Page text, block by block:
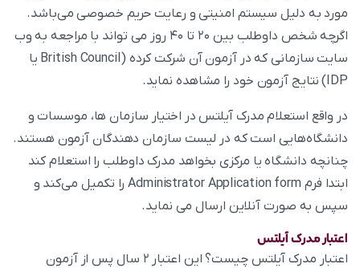
مورد به دلیل سیستم امنیتی و رعایت حریم خصوصی می‌باشد.
اگرچه شخص داوطلب بین ۲۰ تا ۴۰ روز می‌ تواند با مراجعه به وب
سایت سازمانی که در آزمون آن شرکت کرده (British Council یا
IDP) نتایج آزمون خود را مشاهده نماید.
در واقع استعلام مدرک آیلتس در اختیار سازمان‌ ها، موسسات و
دانشگاه‌هایی است که در لیست سازمان دهندگان آزمون هستند.
چنانچه دانشگاه یا مرکزی بخواهد مدرک داوطلب را استعلام کند
ابتدا فرم Administrator Application form را تکمیل می‌کند و
سپس به صورت آنلاین ارسال می‌ نماید.
اعتبار مدرک آیلتس
اعتبار مدرک آیلتس چیست؟ این اعتبار ۲ سال پس از آزمون